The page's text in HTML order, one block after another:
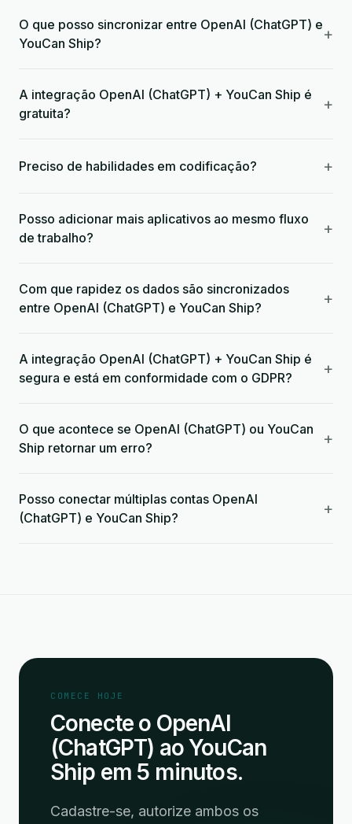
O que posso sincronizar entre OpenAI (ChatGPT) e
YouCan Ship?
+
A integração OpenAI (ChatGPT) + YouCan Ship é
gratuita?
+
Preciso de habilidades em codificação? +
Posso adicionar mais aplicativos ao mesmo fluxo
de trabalho?
+
Com que rapidez os dados são sincronizados
entre OpenAI (ChatGPT) e YouCan Ship?
+
A integração OpenAI (ChatGPT) + YouCan Ship é
segura e está em conformidade com o GDPR?
+
O que acontece se OpenAI (ChatGPT) ou YouCan
Ship retornar um erro?
+
Posso conectar múltiplas contas OpenAI
(ChatGPT) e YouCan Ship?
+
COMECE HOJE
Conecte o OpenAI
(ChatGPT) ao YouCan
Ship em 5 minutos.
Cadastre-se, autorize ambos os